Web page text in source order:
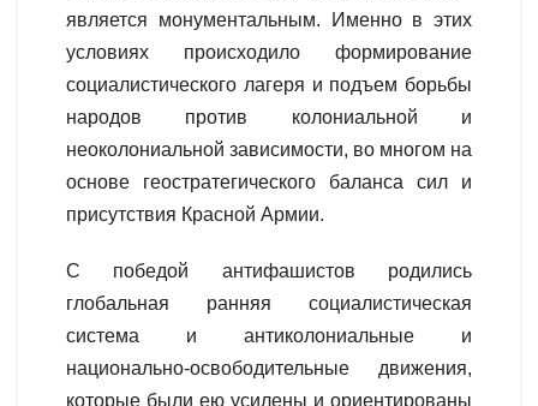
является монументальным. Именно в этих
условиях происходило формирование
социалистического лагеря и подъем борьбы
народов против колониальной и
неоколониальной зависимости, во многом на
основе геостратегического баланса сил и
присутствия Красной Армии.
С победой антифашистов родились
глобальная ранняя социалистическая
система и антиколониальные и
национально-освободительные движения,
которые были ею усилены и ориентированы